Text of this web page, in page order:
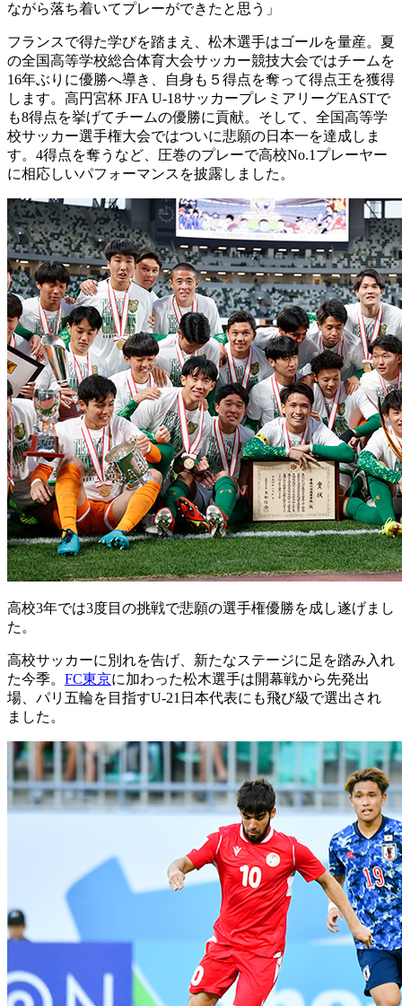
ながら落ち着いてプレーができたと思う」
フランスで得た学びを踏まえ、松木選手はゴールを量産。夏
の全国高等学校総合体育大会サッカー競技大会ではチームを
16年ぶりに優勝へ導き、自身も５得点を奪って得点王を獲得
します。高円宮杯 JFA U-18サッカープレミアリーグEASTで
も8得点を挙げてチームの優勝に貢献。そして、全国高等学
校サッカー選手権大会ではついに悲願の日本一を達成しま
す。4得点を奪うなど、圧巻のプレーで高校No.1プレーヤー
に相応しいパフォーマンスを披露しました。
高校3年では3度目の挑戦で悲願の選手権優勝を成し遂げまし
た。
高校サッカーに別れを告げ、新たなステージに足を踏み入れ
た今季。 FC東京に加わった松木選手は開幕戦から先発出
場、パリ五輪を目指すU-21日本代表にも飛び級で選出され
ました。